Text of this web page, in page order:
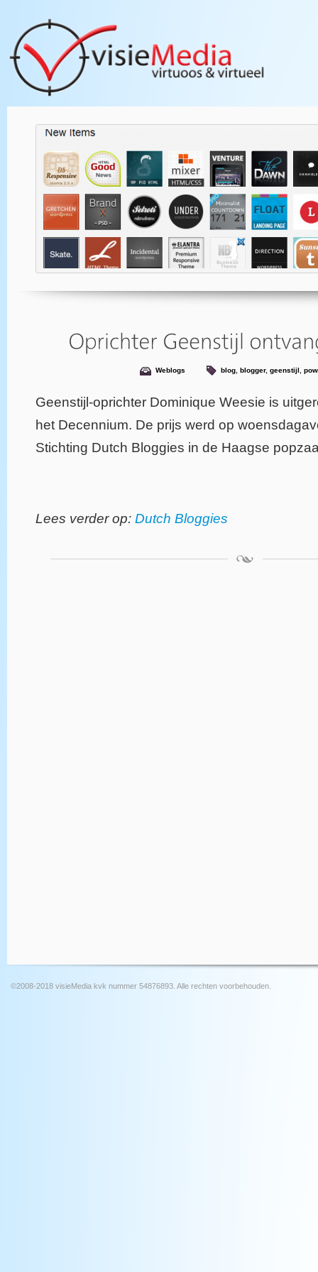
Weblogs blog, blogger, geenstijl,
Geenstijl-oprichter Dominique Weesie is
het Decennium. De prijs werd op
Stichting Dutch Bloggies in de Haagse
Lees verder op: Dutch Bloggies
©2008-2018 visieMedia kvk nummer 54876893. Alle rechten voorbehouden.